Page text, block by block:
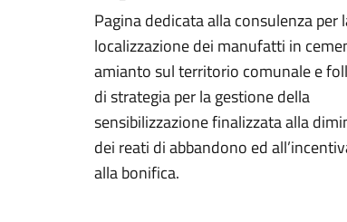
Pagina dedicata alla consulenza per
localizzazione dei manufatti in
amianto sul territorio comunale e
di strategia per la gestione della
sensibilizzazione finalizzata alla
dei reati di abbandono ed
alla bonifica.